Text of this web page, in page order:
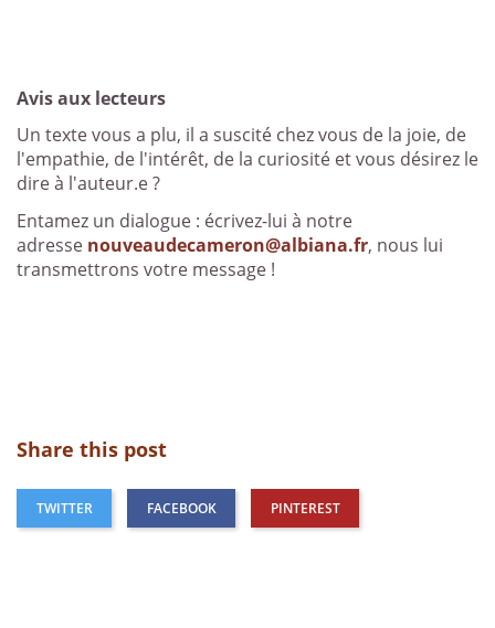
Avis aux lecteurs
Un texte vous a plu, il a suscité chez vous de la joie, de
l'empathie, de l'intérêt, de la curiosité et vous désirez le
dire à l'auteur.e ?
Entamez un dialogue : écrivez-lui à notre
adresse nouveaudecameron@albiana.fr, nous lui
transmettrons votre message !
Share this post
TWITTER FACEBOOK PINTEREST